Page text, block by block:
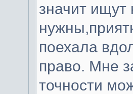
значит ищут
поехала
право. Мне
точности